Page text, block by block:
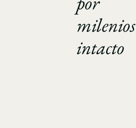
milenios
intacto